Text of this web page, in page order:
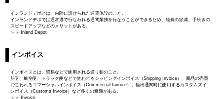
インランドデポとは、内陸に設けられた通関施設のこと。
インランドデポでは通常港で行なわれる通関業務を行なうことができるため、経費の節減、手続きの
スピードアップなどのメリットがある。
＞＞ Inland Depot
インボイス
インボイスとは、貿易などで使用される送り状のこと。
船便、航空便、トラック便などで使われるシッピングインボイス（Shipping Invoice）、商品の売買
に使われるコマーシャルインボイス（Commercial Invoice）、輸出通関時に使用するカスタムズイ
ンボイス（Customs Invoice）など多くの種類がある。
＞＞ Invoice